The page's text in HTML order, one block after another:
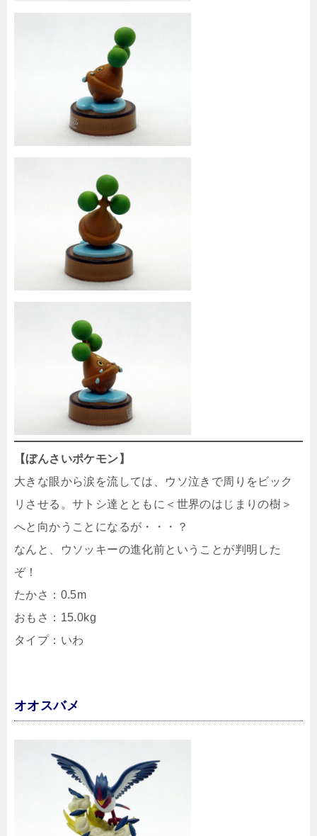
【ぼんさいポケモン】
大きな眼から涙を流しては、ウソ泣きで周りをビック
リさせる。サトシ達とともに＜世界のはじまりの樹＞
へと向かうことになるが・・・？
なんと、ウソッキーの進化前ということが判明した
ぞ！
たかさ：0.5m
おもさ：15.0kg
タイプ：いわ
オオスバメ